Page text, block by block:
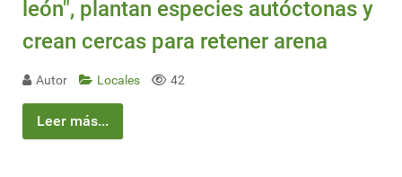
león", plantan especies autóctonas y
crean cercas para retener arena
Autor Locales 42
Leer más...